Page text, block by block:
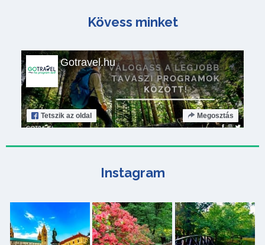
Kövess minket
Gotravel.hu
Tetszik az oldal Megosztás
Instagram